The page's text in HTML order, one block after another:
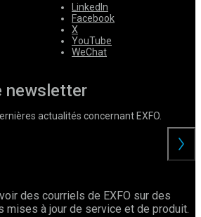
LinkedIn
Facebook
X
YouTube
WeChat
newsletter
actualités concernant EXFO.
des courriels de EXFO sur des
mises à jour de service et de produit.